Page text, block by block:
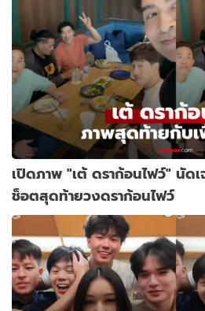
เปิดภาพ "เต้ ดราก้อนไฟว์" นัด
ช็อตสุดท้ายวงดราก้อนไฟว์